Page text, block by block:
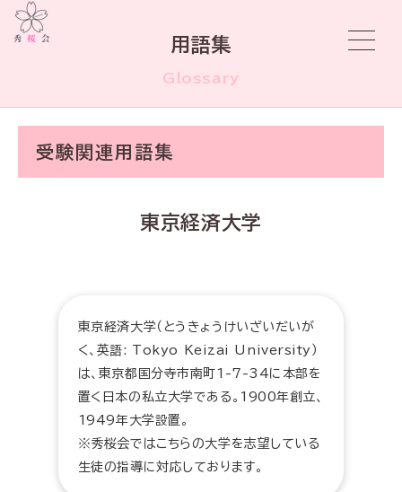
用語集
Glossary
受験関連用語集
東京経済大学
東京経済大学（とうきょうけいざいだいが
く、英語: Tokyo Keizai University）
は、東京都国分寺市南町1-7-34に本部を
置く日本の私立大学である。1900年創立、
1949年大学設置。
※秀桜会ではこちらの大学を志望している
生徒の指導に対応しております。